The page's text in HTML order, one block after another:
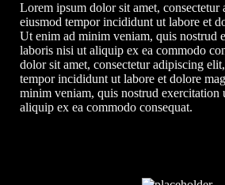
Lorem ipsum dolor sit amet, consectetur
eiusmod tempor incididunt ut labore et
Ut enim ad minim veniam, quis nostrud
laboris nisi ut aliquip ex ea commodo
dolor sit amet, consectetur adipiscing
tempor incididunt ut labore et dolore
minim veniam, quis nostrud exercitation
aliquip ex ea commodo consequat.